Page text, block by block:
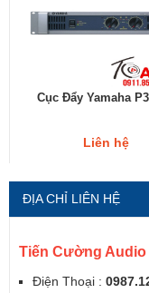
Cục Đẩy Yamaha
Liên hệ
ĐỊA CHỈ LIÊN HỆ
Tiến Cường Audio
Điện Thoại :